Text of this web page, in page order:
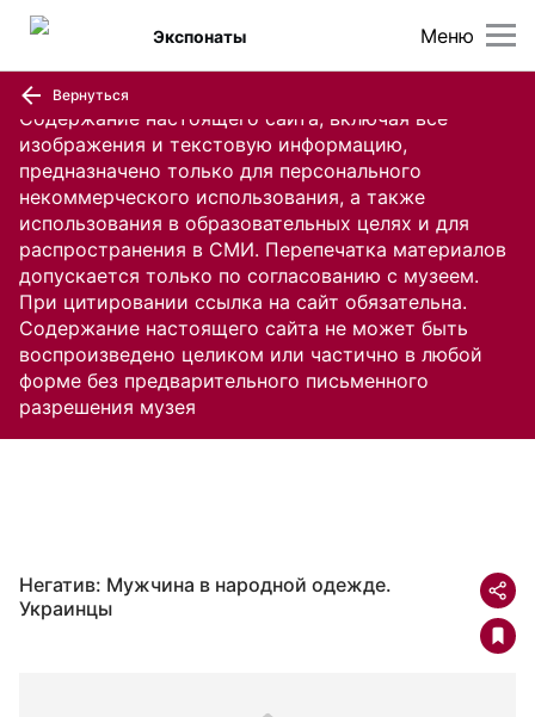
Содержание настоящего сайта, включая все
изображения и текстовую информацию,
предназначено только для персонального
некоммерческого использования, а также
использования в образовательных целях и для
распространения в СМИ. Перепечатка материалов
допускается только по согласованию с музеем.
При цитировании ссылка на сайт обязательна.
Содержание настоящего сайта не может быть
воспроизведено целиком или частично в любой
форме без предварительного письменного
разрешения музея
Меню
Экспонаты
Вернуться
Негатив: Мужчина в народной одежде.
Украинцы